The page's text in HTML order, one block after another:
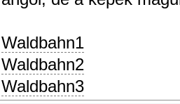
Waldbahn1
Waldbahn2
Waldbahn3